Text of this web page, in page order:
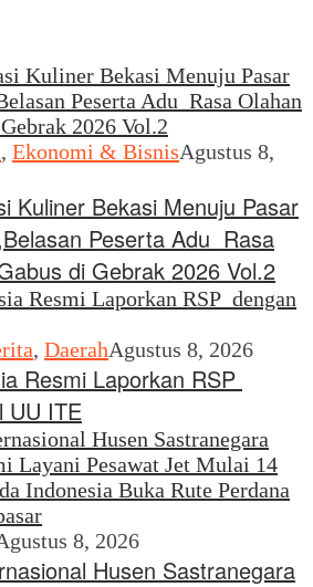
, Ekonomi & BisnisAgustus 8,
Kuliner Bekasi Menuju Pasar
Peserta Adu Rasa
di Gebrak 2026 Vol.2
, DaerahAgustus 8, 2026
Resmi Laporkan RSP
UU ITE
8, 2026
Husen Sastranegara